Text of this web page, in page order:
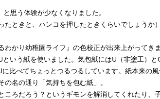
思う体験が少なくなりました。
たときと、ハンコを押したときくらいでしょうか）
かり幼稚園ライフ』の色校正が出来上がってきま
いう紙を使いました。気包紙にはU（非塗工）
比べてちょっとつるつるしています。紙本来の
名の通り「気持ちを包む紙」。
ころだろう？というギモンを解消してくれたり、